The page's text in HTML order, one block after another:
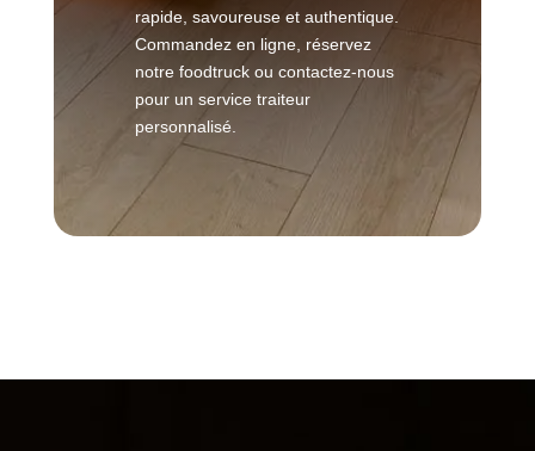
rapide, savoureuse et authentique.
Commandez en ligne, réservez
notre foodtruck ou contactez-nous
pour un service traiteur
personnalisé.